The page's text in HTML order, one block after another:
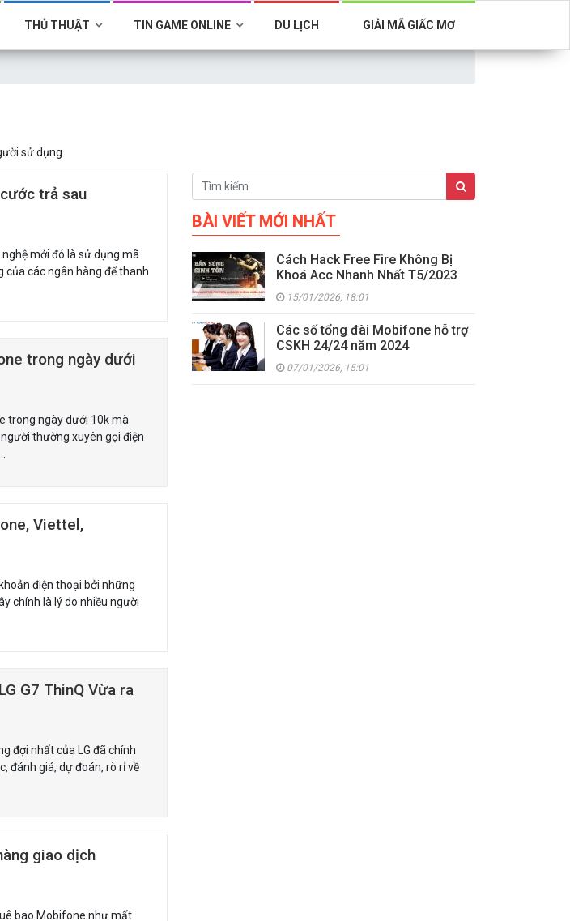
THỦ THUẬT TIN GAME ONLINE DU LỊCH GIẢI MÃ GIẤC MƠ
sử dụng.
trả sau
mới đó là sử dụng mã
của các ngân hàng để thanh
trong ngày dưới
trong ngày dưới 10k mà
thường xuyên gọi điện
Viettel,
điện thoại bởi những
chính là lý do nhiều người
G7 ThinQ Vừa ra
đợi nhất của LG đã chính
đánh giá, dự đoán, rò rỉ về
giao dịch
bao Mobifone như mất
BÀI VIẾT MỚI NHẤT
Cách Hack Free Fire Không Bị
Khoá Acc Nhanh Nhất T5/2023
15/01/2026, 18:01
Các số tổng đài Mobifone hỗ trợ
CSKH 24/24 năm 2024
07/01/2026, 15:01